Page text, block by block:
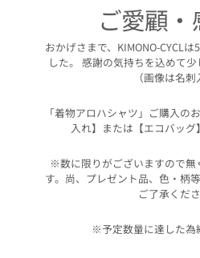
ご愛顧・
おかげさまで、KIMONO-CYCL
した。 感謝の気持ちを込めて
（画像は名刺
「着物アロハシャツ」ご購入の
入れ】または【エコバッグ
※数に限りがございますので無
す。尚、プレゼント品、色・柄
ご了承くださ
※予定数量に達した為